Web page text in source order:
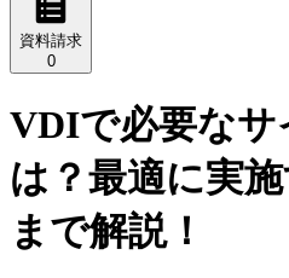
資料請求
0
VDIで必要なサ
は？最適に実
まで解説！